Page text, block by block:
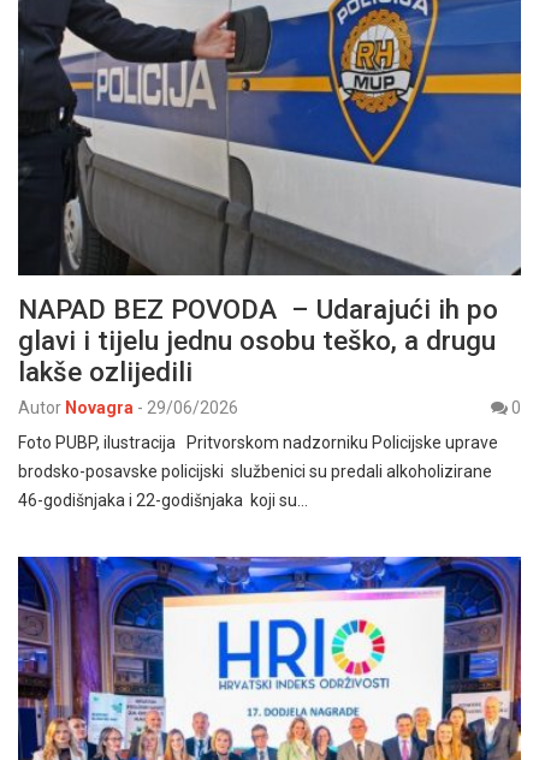
NAPAD BEZ POVODA – Udarajući ih po
glavi i tijelu jednu osobu teško, a drugu
lakše ozlijedili
Autor Novagra - 29/06/2026
0
Foto PUBP, ilustracija Pritvorskom nadzorniku Policijske uprave
brodsko-posavske policijski službenici su predali alkoholizirane
46-godišnjaka i 22-godišnjaka koji su…